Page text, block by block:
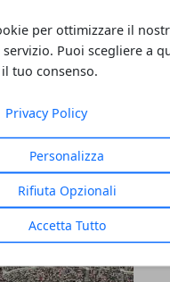
per ottimizzare il
Puoi scegliere a
tuo consenso.
Privacy Policy
Personalizza
Rifiuta Opzionali
Accetta Tutto
tennis: quanto
principiante